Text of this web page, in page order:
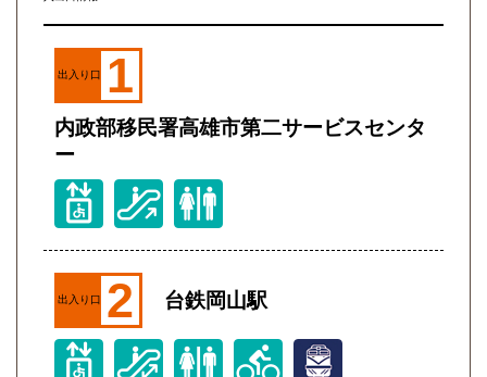
出入り口 1
内政部移民署高雄市第二サービスセンタ
ー
出入り口 2 台鉄岡山駅